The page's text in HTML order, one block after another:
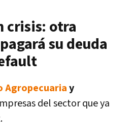
crisis: otra
su deuda
Agropecuariay
del sector que ya